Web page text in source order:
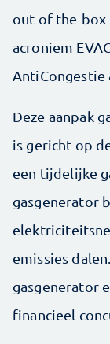
out-of-the-
acroniem
Deze aanpak
is gericht op
een tijdelijke
gas­generator
emissies
gasgenerator
financieel